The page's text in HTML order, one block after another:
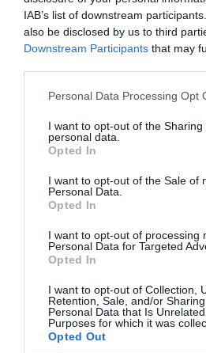
IAB’s list of downstream
also be disclosed by us to third
Downstream Participants that may
Please note that this website/app
not limited to your visit or usage
grant or deny consent to Google
use your data for below specified
consent section.
Personal Data Processing Opt
I want to opt-out of the Sharing
personal data.
Opted In
I want to opt-out of the Sale of
Personal Data.
Opted In
I want to opt-out of processing
Personal Data for Targeted
Opted In
I want to opt-out of Collection,
Retention, Sale, and/or
Personal Data that Is
Purposes for which it was
Opted Out
Σε ελεύθερη πτώση οι
Μειώθηκαν κατά 24,5% σε σχέση
περσινό μήνα
07.09.2023